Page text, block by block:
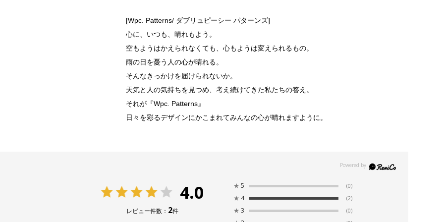
[Wpc. Patterns/ ダブリュピーシー パターンズ]
心に、いつも、晴れもよう。
空もようはかえられなくても、心もようは変えられるもの。
雨の日を憂う人の心が晴れる。
そんなきっかけを届けられないか。
天気と人の気持ちを見つめ、考え続けてきた私たちの答え。
それが『Wpc. Patterns』
日々を彩るデザインにかこまれてみんなの心が晴れますように。
4.0
レビュー件数： 2件
★ 5 (0)
★ 4 (2)
★ 3 (0)